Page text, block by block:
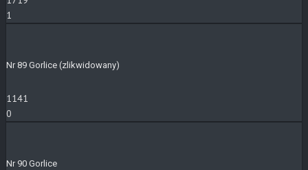
1
Nr 89 Gorlice (zlikwidowany)
1141
0
Nr 90 Gorlice